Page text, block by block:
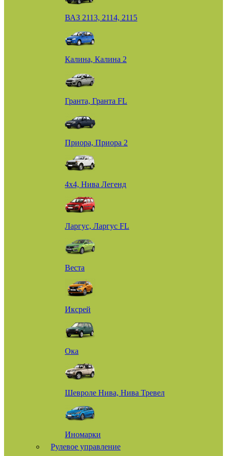
ВАЗ 2113, 2114, 2115
Калина, Калина 2
Гранта, Гранта FL
Приора, Приора 2
4х4, Нива Легенд
Ларгус, Ларгус FL
Веста
Иксрей
Ока
Шевроле Нива, Нива Тревел
Иномарки
Рулевое управление